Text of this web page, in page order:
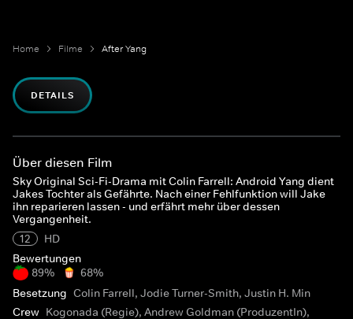
Home Filme After Yang
DETAILS
Über diesen Film
Sky Original Sci-Fi-Drama mit Colin Farrell: Android Yang dient
Jakes Tochter als Gefährte. Nach einer Fehlfunktion will Jake
ihn reparieren lassen - und erfährt mehr über dessen
Vergangenheit.
12
HD
Bewertungen
89%
68%
Besetzung Colin Farrell, Jodie Turner-Smith, Justin H. Min
Crew Kogonada (Regie), Andrew Goldman (ProduzentIn),